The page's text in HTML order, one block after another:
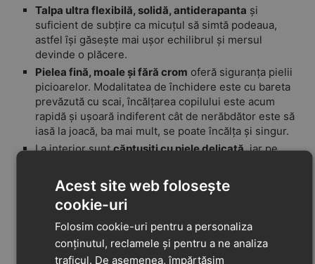
Talpa ultra flexibilă, solidă, antiderapanta și
suficient de subțire ca micuțul să simtă podeaua,
astfel își găsește mai ușor echilibrul și mersul
devinde o plăcere.
Pielea fină, moale și fără crom oferă siguranța pielii
picioarelor. Modalitatea de închidere este cu bareta
prevăzută cu scai, încălțarea copilului este acum
rapidă și ușoară indiferent cât de nerăbdător este să
iasă la joacă, ba mai mult, se poate încălța și singur.
La interior suntcăptușiți cu piele delicată, iar pe
la temperatura perfectă pe toată perioada purtării.
În zona călcâiului piele este dublată pentru o
poziționare cât mai corectă a acestuia.
spațiu suficient în zona degeteloracestea se
simt libere și se dezvoltă armonios și natural.
Acest tip de pantofi devin preferații oricărui copil.
Acest site web folosește
cookie-uri
Folosim cookie-uri pentru a personaliza
conținutul, reclamele și pentru a ne analiza
traficul. De asemenea, împărtășim